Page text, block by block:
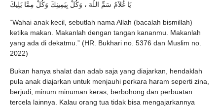
يَا غُلاَمُ سَمِّ اللَّهَ ، وَكُلْ بِيَمِينِكَ وَكُلْ مِمَّا يَلِيكَ
“Wahai anak kecil, sebutlah nama Allah (bacalah bismillah)
ketika makan. Makanlah dengan tangan kananmu. Makanlah
yang ada di dekatmu.” (HR. Bukhari no. 5376 dan Muslim no.
2022)
Bukan hanya shalat dan adab saja yang diajarkan, hendaklah
pula anak diajarkan untuk menjauhi perkara haram seperti zina,
berjudi, minum minuman keras, berbohong dan perbuatan
tercela lainnya. Kalau orang tua tidak bisa mengajarkannya